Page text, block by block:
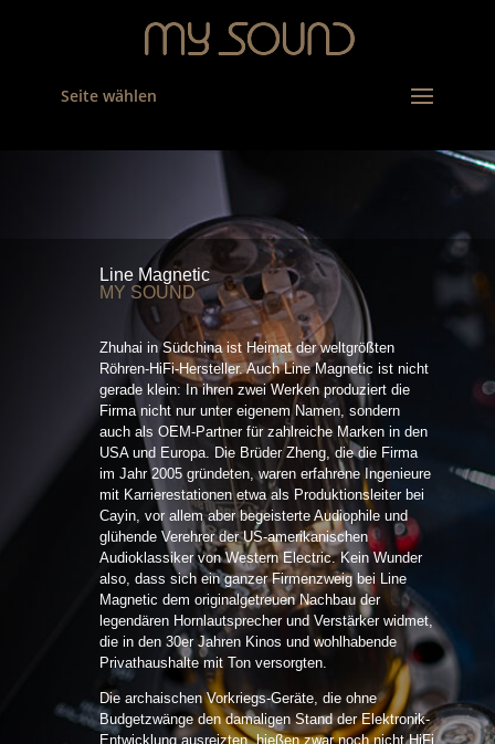
Seite wählen
Line Magnetic
MY SOUND
Zhuhai in Südchina ist Heimat der weltgrößten
Röhren-HiFi-Hersteller. Auch Line Magnetic ist nicht
gerade klein: In ihren zwei Werken produziert die
Firma nicht nur unter eigenem Namen, sondern
auch als OEM-Partner für zahlreiche Marken in den
USA und Europa. Die Brüder Zheng, die die Firma
im Jahr 2005 gründeten, waren erfahrene Ingenieure
mit Karrierestationen etwa als Produktionsleiter bei
Cayin, vor allem aber begeisterte Audiophile und
glühende Verehrer der US-amerikanischen
Audioklassiker von Western Electric. Kein Wunder
also, dass sich ein ganzer Firmenzweig bei Line
Magnetic dem originalgetreuen Nachbau der
legendären Hornlautsprecher und Verstärker widmet,
die in den 30er Jahren Kinos und wohlhabende
Privathaushalte mit Ton versorgten.
Die archaischen Vorkriegs-Geräte, die ohne
Budgetzwänge den damaligen Stand der Elektronik-
Entwicklung ausreizten, hießen zwar noch nicht HiFi